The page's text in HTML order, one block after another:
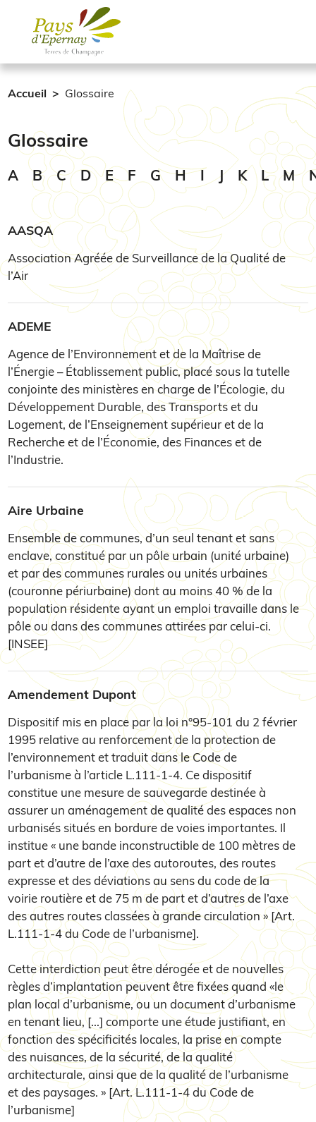
Accueil Glossaire
Glossaire
A B C D E F G H I J K L M
AASQA
Association Agréée de Surveillance de la Qualité de
l’Air
ADEME
Agence de l’Environnement et de la Maîtrise de
l’Énergie – Établissement public, placé sous la tutelle
conjointe des ministères en charge de l’Écologie, du
Développement Durable, des Transports et du
Logement, de l’Enseignement supérieur et de la
Recherche et de l’Économie, des Finances et de
l’Industrie.
Aire Urbaine
Ensemble de communes, d’un seul tenant et sans
enclave, constitué par un pôle urbain (unité urbaine)
et par des communes rurales ou unités urbaines
(couronne périurbaine) dont au moins 40 % de la
population résidente ayant un emploi travaille dans le
pôle ou dans des communes attirées par celui-ci.
[INSEE]
Amendement Dupont
Dispositif mis en place par la loi n°95-101 du 2 février
1995 relative au renforcement de la protection de
l’environnement et traduit dans le Code de
l’urbanisme à l’article L.111-1-4. Ce dispositif
constitue une mesure de sauvegarde destinée à
assurer un aménagement de qualité des espaces non
urbanisés situés en bordure de voies importantes. Il
institue « une bande inconstructible de 100 mètres de
part et d’autre de l’axe des autoroutes, des routes
expresse et des déviations au sens du code de la
voirie routière et de 75 m de part et d’autres de l’axe
des autres routes classées à grande circulation » [Art.
L.111-1-4 du Code de l’urbanisme].
Cette interdiction peut être dérogée et de nouvelles
règles d’implantation peuvent être fixées quand «le
plan local d’urbanisme, ou un document d’urbanisme
en tenant lieu, [...] comporte une étude justifiant, en
fonction des spécificités locales, la prise en compte
des nuisances, de la sécurité, de la qualité
architecturale, ainsi que de la qualité de l’urbanisme
et des paysages. » [Art. L.111-1-4 du Code de
l’urbanisme]